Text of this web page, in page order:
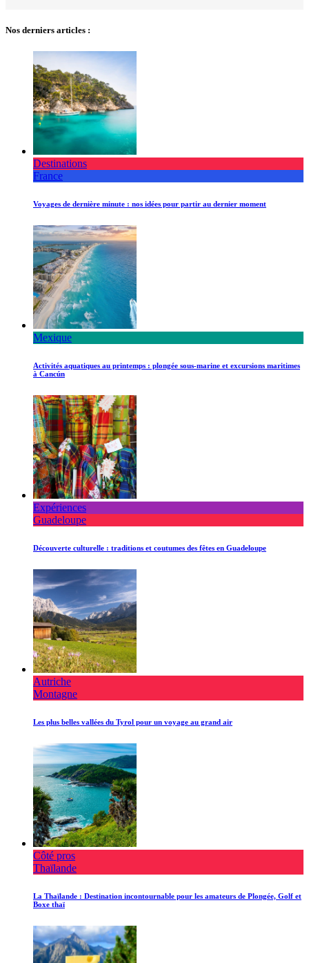
Nos derniers articles :
Destinations
France
Voyages de dernière minute : nos idées pour partir au dernier moment
Mexique
Activités aquatiques au printemps : plongée sous-marine et excursions maritimes
à Cancún
Expériences
Guadeloupe
Découverte culturelle : traditions et coutumes des fêtes en Guadeloupe
Autriche
Montagne
Les plus belles vallées du Tyrol pour un voyage au grand air
Côté pros
Thaïlande
La Thaïlande : Destination incontournable pour les amateurs de Plongée, Golf et
Boxe thaï